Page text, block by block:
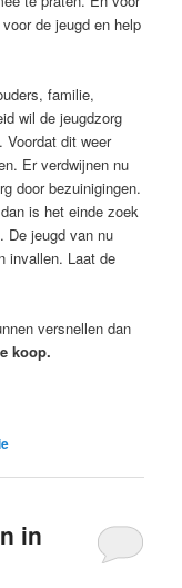
de jeugd en help
familie,
wil de jeugdzorg
Voordat dit weer
Er verdwijnen nu
door bezuinigingen.
is het einde zoek
De jeugd van nu
invallen. Laat de
versnellen dan
koop.
in